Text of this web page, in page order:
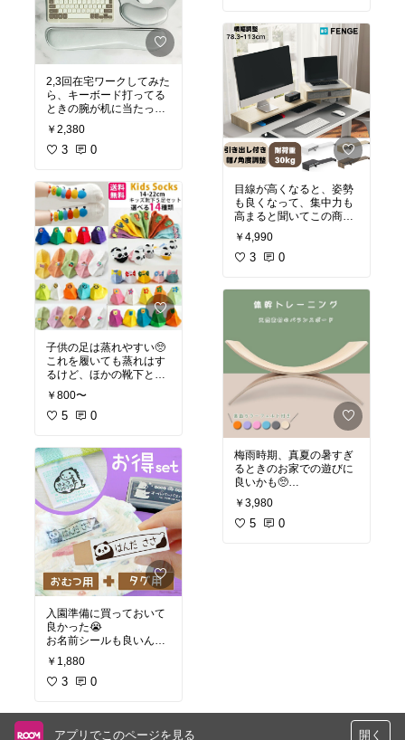
シールならそこがカバー
されて良き☺️
こちらのシールは絵が可
愛くて、毎回届くたびに
ほっこりします。
#入園準備#保育園#幼稚
園 #お名前シール
2,3回在宅ワークしてみた
ら、キーボード打ってる
ときの腕が机に当たって
痛い😭
これ使ってみたら、腕の
ばっかり！
仕事のモチベも上がる
よ！
夏涼しくしたかったか
ら、爽やかグリーンを選
びました🌿
#PCアクセサリー #便利
グッズ #仕事効率化 #あ
ったら便利 #テレワーク
#在宅ワーク
￥2,380
3 0
子供の足は蒸れやすい🥺
これを履いても蒸れはす
るけど、ほかの靴下と比
べると断然涼しそう！
メッシュ素材だとすぐだ
ンガン洗濯しても今のと
ころ大丈夫🙆
ガラも可愛くておすすめ
♥
＃夏#暑さ対策#蒸れ対策
#着心地重視 #キッズコー
デ
￥800〜
5 0
入園準備に買っておいて
良かった😭
お名前シールも良いんだ
けど、季節ごとに増える
服、ズボン、靴下ですぐ
になくなっちゃう💦
スタンプなら一度買って
￥1,880
3 0
るようになってた。
滑り止めも付いてるから
少し安心！
水やシャワーが大好きな
娘は、朝から踏み台に乗
って3回も手を洗ったよ
笑🤣
保育園から帰ってきたあ
にも良き✨
今後、トイレでも使えそ
うと思ってます！
#お手伝い
目線が高くなると、姿勢
も良くなって、集中力も
高まると聞いてこの商品
った！
って作業してます😌
くできたし、お値段もそ
こそこ。作業スペースも
増えて仕事がやりやすく
なったよ🥺
集中力を上げて、在宅ワ
ークを快適にしたい人に
#在宅ワーク#パソコン作
業 #インテリア雑貨
リア
￥4,990
3 0
梅雨時期、真夏の暑すぎ
るときのお家での遊びに
良いかも🥺
いてきたから、休日に公
園いかないと夜なかなか
お家遊び＃室内遊具
￥3,980
5 0
アプリでこのページを見る 開く